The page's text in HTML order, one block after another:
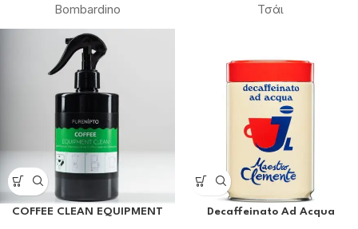
Bombardino Τσάι
COFFEE CLEAN EQUIPMENT Decaffeinato Ad Acqua